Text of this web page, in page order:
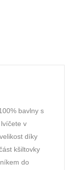
bavlny s
v
díky
kšiltovky
do